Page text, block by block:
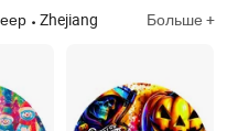
Zhejiang Больше +